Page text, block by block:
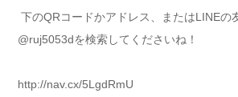
下のQRコードかアドレス、またはLINEの
@ruj5053dを検索してくださいね！
http://nav.cx/5LgdRmU